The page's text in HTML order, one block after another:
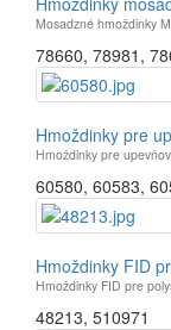
Mosadzné hmoždinky
78660, 78981 ,
Hmoždinky pre
Hmoždinky pre
60580, 60583,
Hmoždinky FID
Hmoždinky FID pre
48213, 510971